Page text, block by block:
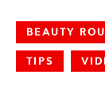
BEAUTY
TIPS